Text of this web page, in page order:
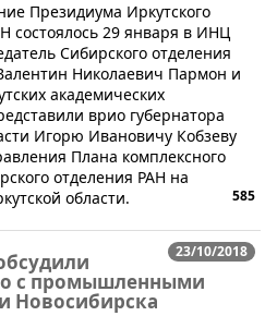
Президиума Иркутского
состоялось 29 января в ИНЦ
Сибирского отделения
Николаевич Пармон и
академических
врио губернатора
Игорю Ивановичу Кобзеву
Плана комплексного
отделения РАН на
области.
585
23/10/2018
с промышленными
Новосибирска